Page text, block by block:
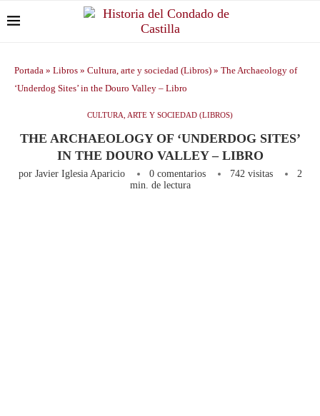
Portada » Libros » Cultura, arte y sociedad (Libros) » The Archaeology of
‘Underdog Sites’ in the Douro Valley – Libro
CULTURA, ARTE Y SOCIEDAD (LIBROS)
THE ARCHAEOLOGY OF ‘UNDERDOG SITES’
IN THE DOURO VALLEY – LIBRO
por Javier Iglesia Aparicio 0 comentarios 742visitas
2
min. de lectura